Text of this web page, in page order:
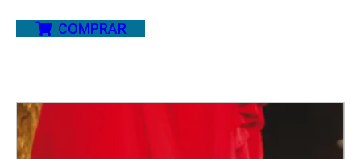
COMPRAR